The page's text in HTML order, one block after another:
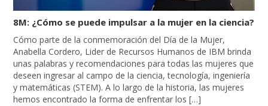
8M: ¿Cómo se puede impulsar a la mujer en la ciencia?
Cómo parte de la conmemoración del Día de la Mujer,
Anabella Cordero, Lider de Recursos Humanos de IBM brinda
unas palabras y recomendaciones para todas las mujeres que
deseen ingresar al campo de la ciencia, tecnología, ingeniería
y matemáticas (STEM). A lo largo de la historia, las mujeres
hemos encontrado la forma de enfrentar los […]